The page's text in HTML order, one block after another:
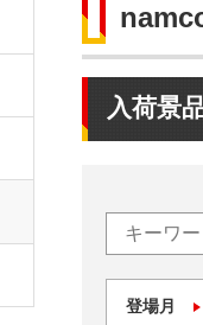
入荷景
登場月